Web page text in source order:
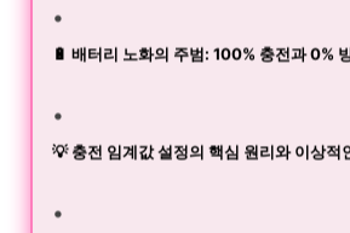
🔋 배터리 노화의 주범: 100% 충전과 0%
💡 충전 임계값 설정의 핵심 원리와 이상적